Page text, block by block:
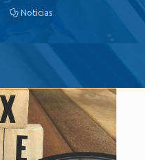
Noticias